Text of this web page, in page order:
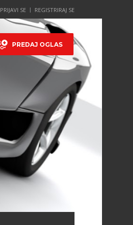
PRIJAVI SE REGISTRIRAJ SE
PREDAJ OGLAS